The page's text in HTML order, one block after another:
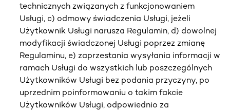
technicznych związanych z funkcjonowaniem
Usługi, c) odmowy świadczenia Usługi, jeżeli
Użytkownik Usługi narusza Regulamin, d) dowolnej
modyfikacji świadczonej Usługi poprzez zmianę
Regulaminu, e) zaprzestania wysyłania informacji w
ramach Usługi do wszystkich lub poszczególnych
Użytkowników Usługi bez podania przyczyny, po
uprzednim poinformowaniu o takim fakcie
Użytkowników Usługi, odpowiednio za